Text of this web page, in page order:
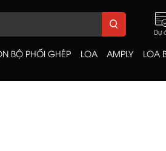
Dự
BỘ PHỐI GHÉP LOA AMPLY LOA